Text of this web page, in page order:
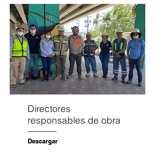
Directores
responsables de obra
Descargar